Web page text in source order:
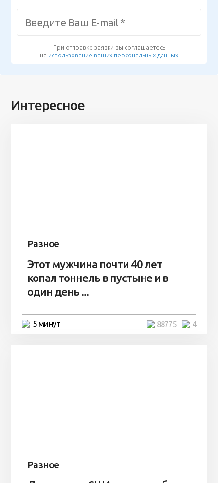
При отправке заявки вы соглашаетесь
на использование ваших персональных данных
Интересное
Разное
Этот мужчина почти 40 лет
копал тоннель в пустыне и в
один день ...
5 минут 4
88775
Разное